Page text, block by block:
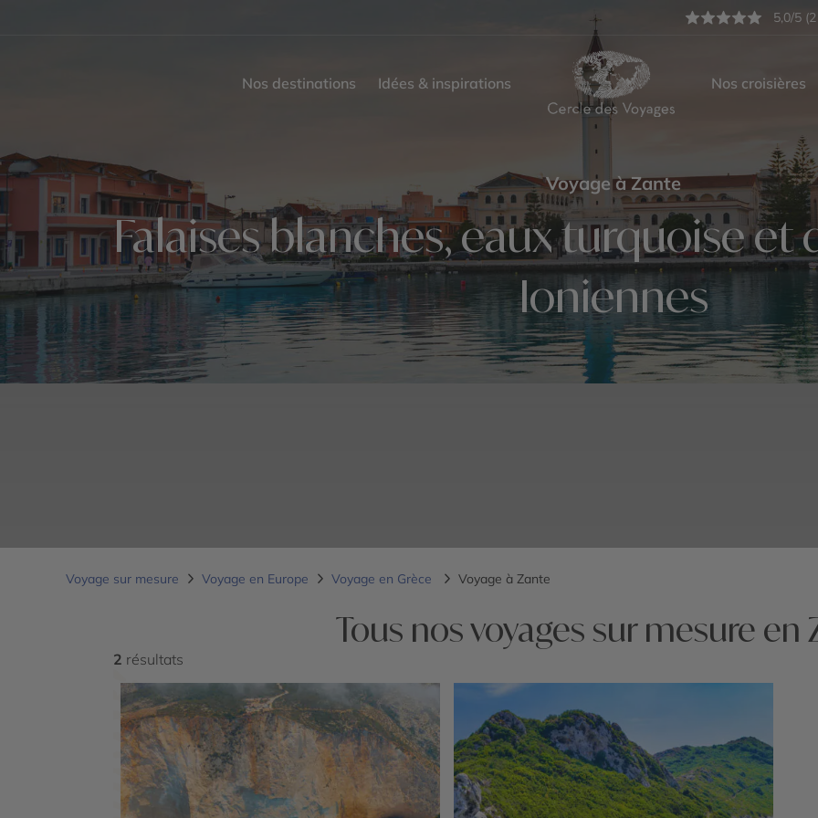
5,0/5
Nos destinations Idées & inspirations Nos croisières
Voyage à Zante
Falaises blanches, eaux turquoise et
Ioniennes
Voyage sur mesure Voyage en Europe Voyage en Grèce Voyage à Zante
Tous nos voyages sur mesure en
2 résultats